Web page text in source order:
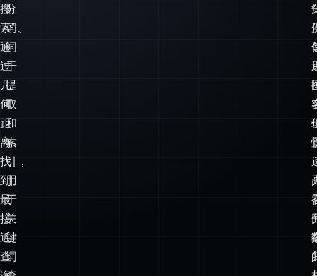
的
输
出。
“向
量
搜
索”
通
过
几
何
距
离
找
对
文
本
进
行
分
词、
词
干
提
取
和
索
引，